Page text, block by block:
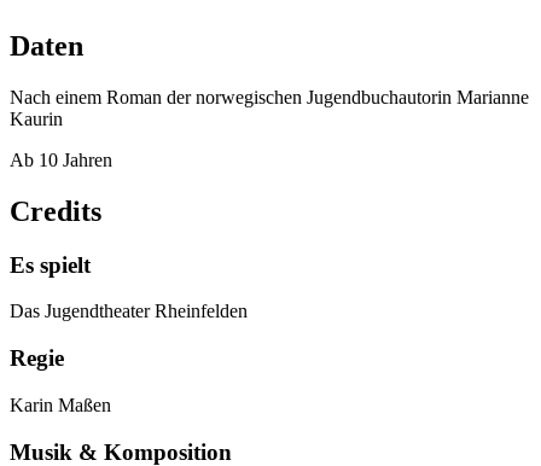
Daten
Nach einem Roman der norwegischen Jugendbuchautorin Marianne
Kaurin
Ab 10 Jahren
Credits
Es spielt
Das Jugendtheater Rheinfelden
Regie
Karin Maßen
Musik & Komposition